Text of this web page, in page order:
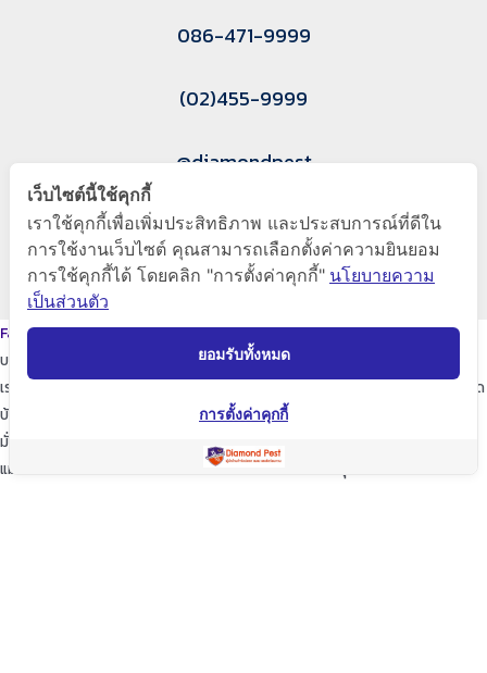
086-471-9999
(02)455-9999
@diamondpest
Diamond Pest Control
www.diamondpest.com
FacebookLineEnvelope
บริการของเรา
เราจะพัฒนาการบริการให้กับลูกค้าดียิ่งขึ้นในทุกๆด้าน ให้เราดูแลใส่ใจทุกรายละเอียด
บ้านของท่านก็เปรียบเสมือนบ้านของเรา
มั่นใจในเรามั่นใจใน “ไดมอนด์แพลนเนท” บริการเป็นเลิศ ผู้นำด้านการกำจัดปลวก
แมลง และสัตว์รบกวนต่างๆ ปลอดภัยต่อบ้านและครอบครัวคุณอย่างแน่นอน
เว็บไซต์นี้ใช้คุกกี้
เราใช้คุกกี้เพื่อเพิ่มประสิทธิภาพ และประสบการณ์ที่ดีใน
การใช้งานเว็บไซต์ คุณสามารถเลือกตั้งค่าความยินยอม
การใช้คุกกี้ได้ โดยคลิก "การตั้งค่าคุกกี้" นโยบายความ
เป็นส่วนตัว
ยอมรับทั้งหมด
การตั้งค่าคุกกี้